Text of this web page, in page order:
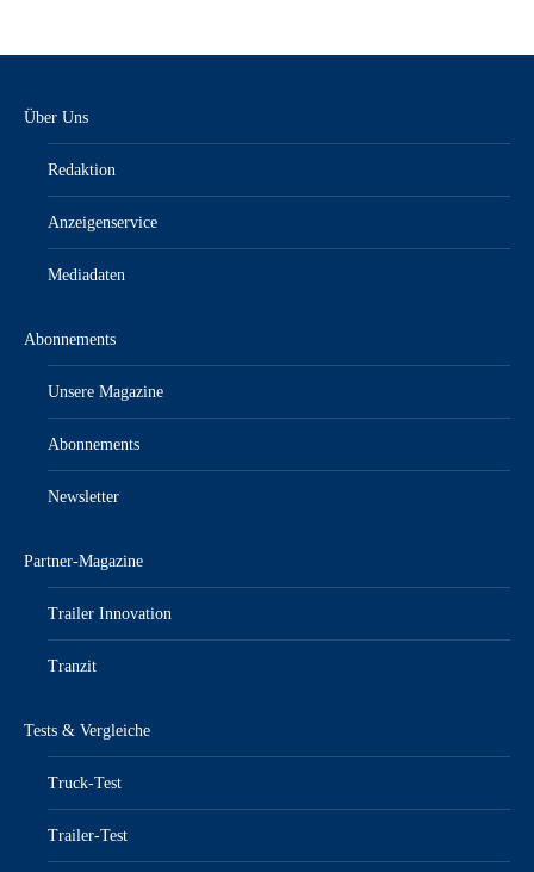
Über Uns
Redaktion
Anzeigenservice
Mediadaten
Abonnements
Unsere Magazine
Abonnements
Newsletter
Partner-Magazine
Trailer Innovation
Tranzit
Tests & Vergleiche
Truck-Test
Trailer-Test